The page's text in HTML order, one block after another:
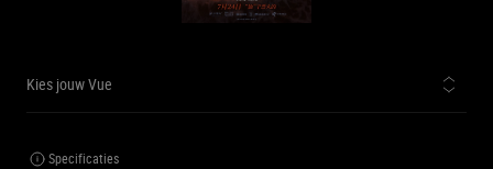
Kies jouw Vue
Specificaties